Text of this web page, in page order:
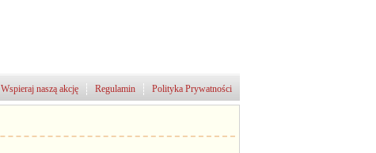
Polityka Prywatności
Regulamin
Wspieraj naszą akcję